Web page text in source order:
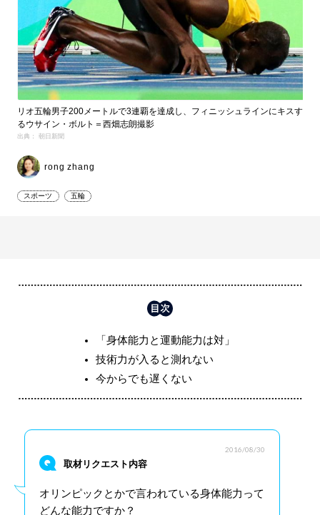
リオ五輪男子200メートルで3連覇を達成し、フィニッシュラインにキスす
るウサイン・ボルト＝西畑志朗撮影
出典： 朝日新聞
rong zhang
スポーツ 五輪
「身体能力と運動能力は対」
技術力が入ると測れない
今からでも遅くない
2016/08/30
取材リクエスト内容
オリンピックとかで言われている身体能力って
どんな能力ですか？